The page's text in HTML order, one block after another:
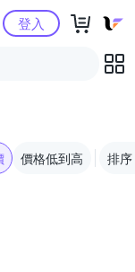
心
登入
價格低到高 排序